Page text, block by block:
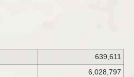
639,611
6,028,797